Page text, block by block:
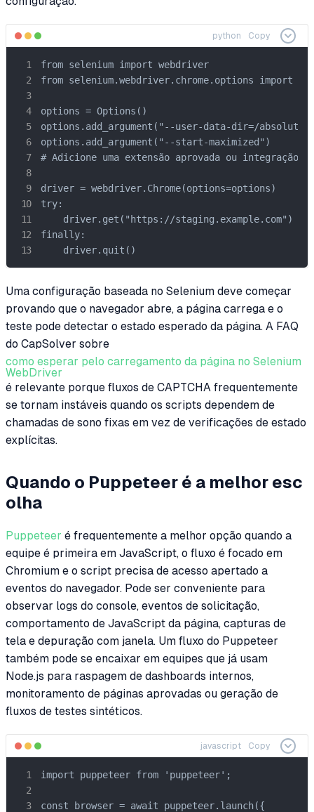
python Copy
from selenium import webdriver
from selenium.webdriver.chrome.options import
options = Options()
options.add_argument("--user-data-dir=/
options.add_argument("--start-maximized")
# Adicione uma extensão aprovada ou integração
driver = webdriver.Chrome(options=options)
try:
    driver.get("https://staging.example.com")
finally:
    driver.quit()
Uma configuração baseada no Selenium deve começar
provando que o navegador abre, a página carrega e o
teste pode detectar o estado esperado da página. A FAQ
do CapSolver sobre
como esperar pelo carregamento da página no Selenium
WebDriver
é relevante porque fluxos de CAPTCHA frequentemente
se tornam instáveis quando os scripts dependem de
chamadas de sono fixas em vez de verificações de estado
explícitas.
Quando o Puppeteer é a melhor esc
olha
Puppeteer é frequentemente a melhor opção quando a
equipe é primeira em JavaScript, o fluxo é focado em
Chromium e o script precisa de acesso apertado a
eventos do navegador. Pode ser conveniente para
observar logs do console, eventos de solicitação,
comportamento de JavaScript da página, capturas de
tela e depuração com janela. Um fluxo do Puppeteer
também pode se encaixar em equipes que já usam
Node.js para raspagem de dashboards internos,
monitoramento de páginas aprovadas ou geração de
fluxos de testes sintéticos.
javascript Copy
import puppeteer from 'puppeteer';
const browser = await puppeteer.launch({